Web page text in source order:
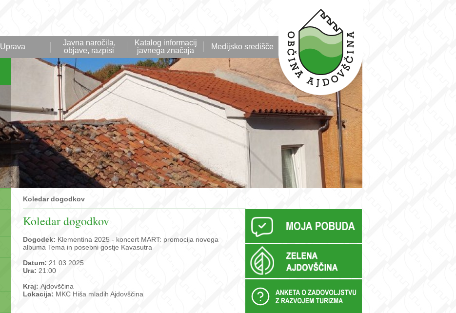
Uprava
Javna naročila,
objave, razpisi
Katalog informacij
javnega značaja
Medijsko središče
Koledar dogodkov
Koledar dogodkov
Dogodek: Klementina 2025 - koncert MART: promocija novega
albuma Tema in posebni gostje Kavasutra
Datum: 21.03.2025
Ura: 21:00
Kraj: Ajdovščina
Lokacija: MKC Hiša mladih Ajdovščina